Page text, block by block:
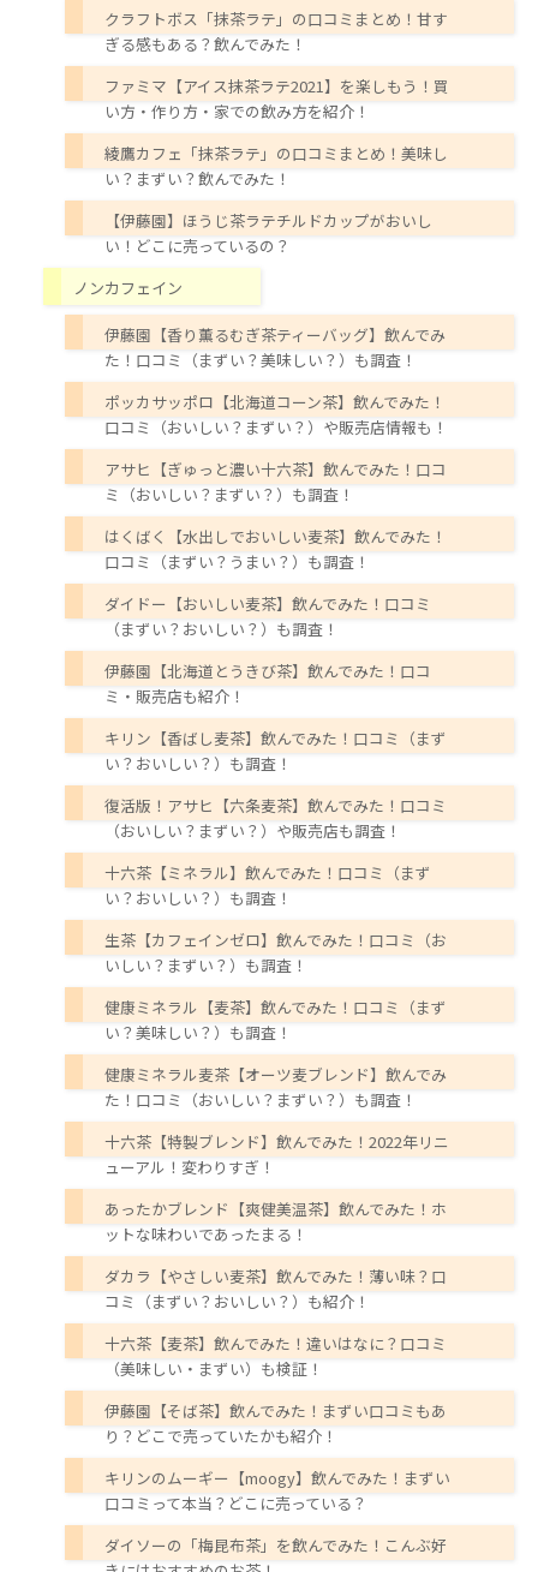
クラフトボス「抹茶ラテ」の口コミまとめ！甘す
ぎる感もある？飲んでみた！
ファミマ【アイス抹茶ラテ2021】を楽しもう！買
い方・作り方・家での飲み方を紹介！
綾鷹カフェ「抹茶ラテ」の口コミまとめ！美味し
い？まずい？飲んでみた！
【伊藤園】ほうじ茶ラテチルドカップがおいし
い！どこに売っているの？
ノンカフェイン
伊藤園【香り薫るむぎ茶ティーバッグ】飲んでみ
た！口コミ（まずい？美味しい？）も調査！
ポッカサッポロ【北海道コーン茶】飲んでみた！
口コミ（おいしい？まずい？）や販売店情報も！
アサヒ【ぎゅっと濃い十六茶】飲んでみた！口コ
ミ（おいしい？まずい？）も調査！
はくばく【水出しでおいしい麦茶】飲んでみた！
口コミ（まずい？うまい？）も調査！
ダイドー【おいしい麦茶】飲んでみた！口コミ
（まずい？おいしい？）も調査！
伊藤園【北海道とうきび茶】飲んでみた！口コ
ミ・販売店も紹介！
キリン【香ばし麦茶】飲んでみた！口コミ（まず
い？おいしい？）も調査！
復活版！アサヒ【六条麦茶】飲んでみた！口コミ
（おいしい？まずい？）や販売店も調査！
十六茶【ミネラル】飲んでみた！口コミ（まず
い？おいしい？）も調査！
生茶【カフェインゼロ】飲んでみた！口コミ（お
いしい？まずい？）も調査！
健康ミネラル【麦茶】飲んでみた！口コミ（まず
い？美味しい？）も調査！
健康ミネラル麦茶【オーツ麦ブレンド】飲んでみ
た！口コミ（おいしい？まずい？）も調査！
十六茶【特製ブレンド】飲んでみた！2022年リニ
ューアル！変わりすぎ！
あったかブレンド【爽健美温茶】飲んでみた！ホ
ットな味わいであったまる！
ダカラ【やさしい麦茶】飲んでみた！薄い味？口
コミ（まずい？おいしい？）も紹介！
十六茶【麦茶】飲んでみた！違いはなに？口コミ
（美味しい・まずい）も検証！
伊藤園【そば茶】飲んでみた！まずい口コミもあ
り？どこで売っていたかも紹介！
キリンのムーギー【moogy】飲んでみた！まずい
口コミって本当？どこに売っている？
ダイソーの「梅昆布茶」を飲んでみた！こんぶ好